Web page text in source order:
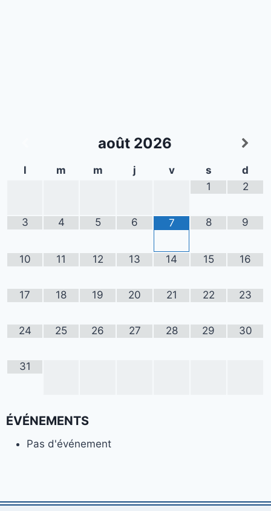
août 2026
l m m j v s
d
1
2
3 4 5 6 7 8 9
10 11 12 13 14 15 16
17 18 19 20 21 22 23
24 25 26 27 28 29 30
31
ÉVÉNEMENTS
Pas d'événement